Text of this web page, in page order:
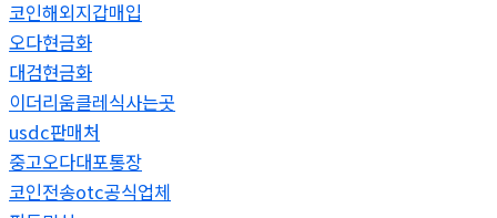
코인해외지갑매입
오다현금화
대검현금화
이더리움클레식사는곳
usdc판매처
중고오다대포통장
코인전송otc공식업체